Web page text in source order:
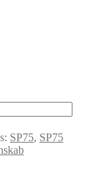
SP75, SP75